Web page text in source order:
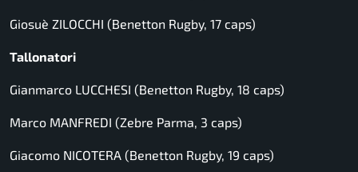
Giosuè ZILOCCHI (Benetton Rugby, 17 caps)
Tallonatori
Gianmarco LUCCHESI (Benetton Rugby, 18 caps)
Marco MANFREDI (Zebre Parma, 3 caps)
Giacomo NICOTERA (Benetton Rugby, 19 caps)